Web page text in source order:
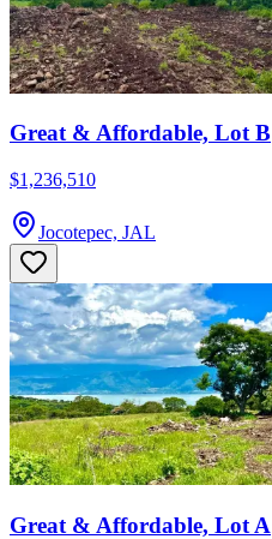
Great & Affordable, Lot B
$1,236,510
Jocotepec, JAL
Great & Affordable, Lot A